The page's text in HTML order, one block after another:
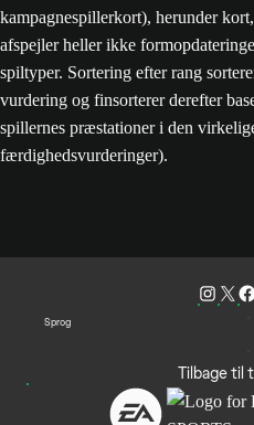
kampagnespillerkort), herunder
afspejler heller ikke
spiltyper. Sortering efter rang
vurdering og finsorterer derefter
spillernes præstationer i den
færdighedsvurderinger).
Sprog
Tilbage til